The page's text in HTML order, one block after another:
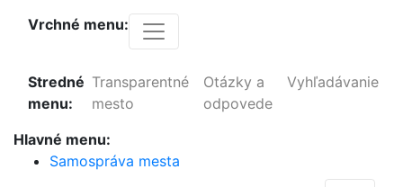
Vrchné menu:
Stredné
menu:
Transparentné
mesto
Otázky a
odpovede
Vyhľadávanie
Hlavné menu:
Samospráva mesta